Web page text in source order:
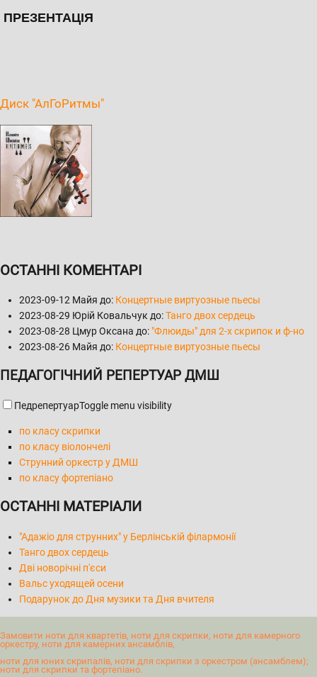
ПРЕЗЕНТАЦІЯ
Диск "АлГоРитмы"
ОСТАННІ КОМЕНТАРІ
2023-09-12 Майя до: Концертные виртуозные пьесы
2023-08-29 Юрій Ковальчук до:Танго двох сердець
2023-08-28 Цмур Оксана до: "Флюиды" для 2-х скрипок и ф-но
2023-08-26 Майя до: Концертные виртуозные пьесы
ПЕДАГОГІЧНИЙ РЕПЕРТУАР ДМШ
ПедрепертуарToggle menu visibility
по класу скрипки
по класу віолончелі
Струнний оркестр у ДМШ
по класу фортепіано
ОСТАННІ МАТЕРІАЛИ
"Адажіо для струнних" у Берлінській філармонії
Танго двох сердець
Дві новорічні п'єси
Вальс уходящей осени
Подарунок до Дня музики та Дня вчителя
Замовити ноти для квартетів, ноти для скрипки, ноти для камерного
оркестру, ноти для камерних ансамблів,
ноти для юних скрипалів, ноти для скрипки з оркестром (ансамблем);
ноти для скрипки та фортепіано.